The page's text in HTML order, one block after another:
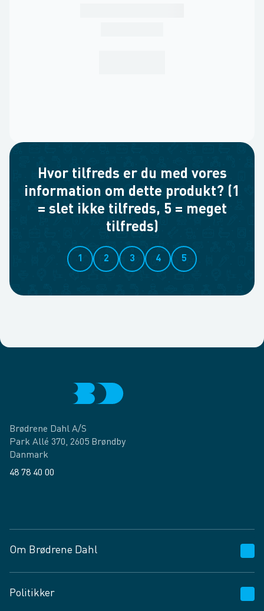
Hvor tilfreds er du med vores
information om dette produkt? (1
= slet ikke tilfreds, 5 = meget
tilfreds)
1 2 3 4 5
Brødrene Dahl A/S
Park Allé 370, 2605 Brøndby
Danmark
48 78 40 00
Om Brødrene Dahl
Vagttelefon 30 10 89 89
Politikker